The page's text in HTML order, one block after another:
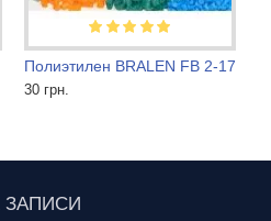
Полиэтилен BRALEN FB 2-17
30 грн.